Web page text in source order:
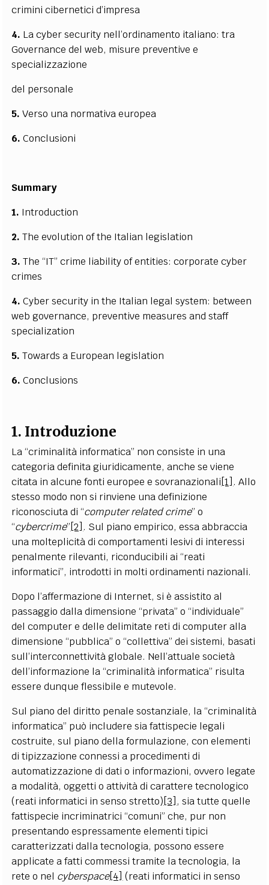
crimini cibernetici d’impresa
4. La cyber security nell’ordinamento italiano: tra
Governance del web, misure preventive e
specializzazione
del personale
5. Verso una normativa europea
6. Conclusioni
Summary
1. Introduction
2. The evolution of the Italian legislation
3. The “IT” crime liability of entities: corporate cyber
crimes
4. Cyber security in the Italian legal system: between
web governance, preventive measures and staff
specialization
5. Towards a European legislation
6. Conclusions
1. Introduzione
La “criminalità informatica” non consiste in una
categoria definita giuridicamente, anche se viene
citata in alcune fonti europee e sovranazionali[1] . Allo
stesso modo non si rinviene una definizione
riconosciuta di “computer related crime” o
“cybercrime”[2] . Sul piano empirico, essa abbraccia
una molteplicità di comportamenti lesivi di interessi
penalmente rilevanti, riconducibili ai “reati
informatici”, introdotti in molti ordinamenti nazionali.
Dopo l’affermazione di Internet, si è assistito al
passaggio dalla dimensione “privata” o “individuale”
del computer e delle delimitate reti di computer alla
dimensione “pubblica” o “collettiva” dei sistemi, basati
sull’interconnettività globale. Nell’attuale società
dell’informazione la “criminalità informatica” risulta
essere dunque flessibile e mutevole.
Sul piano del diritto penale sostanziale, la “criminalità
informatica” può includere sia fattispecie legali
costruite, sul piano della formulazione, con elementi
di tipizzazione connessi a procedimenti di
automatizzazione di dati o informazioni, ovvero legate
a modalità, oggetti o attività di carattere tecnologico
(reati informatici in senso stretto)[3] , sia tutte quelle
fattispecie incriminatrici “comuni” che, pur non
presentando espressamente elementi tipici
caratterizzati dalla tecnologia, possono essere
applicate a fatti commessi tramite la tecnologia, la
rete o nel cyberspace[4] (reati informatici in senso